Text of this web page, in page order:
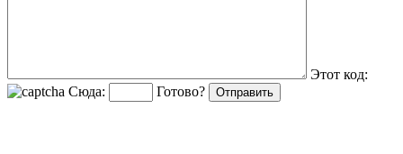
Этот код:
Сюда:
Готово?